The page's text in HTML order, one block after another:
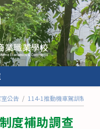
公告 / 114-1推動機車駕訓制度
度補助調查